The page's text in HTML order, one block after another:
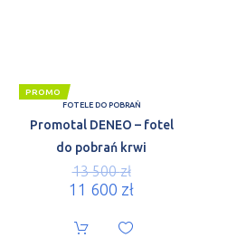
PROMO
FOTELE DO POBRAŃ
Promotal DENEO – fotel
do pobrań krwi
13 500zł
11 600 zł